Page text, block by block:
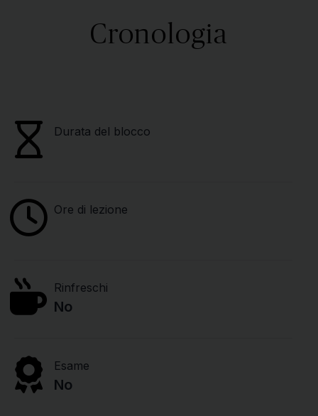
Cronologia
Durata del blocco
Ore di lezione
Rinfreschi
No
Esame
No